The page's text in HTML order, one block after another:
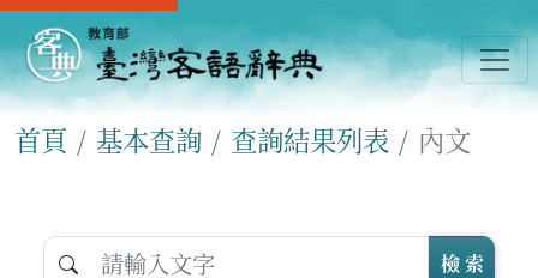
首頁 基本查詢 查詢結果列表 內文
檢 索